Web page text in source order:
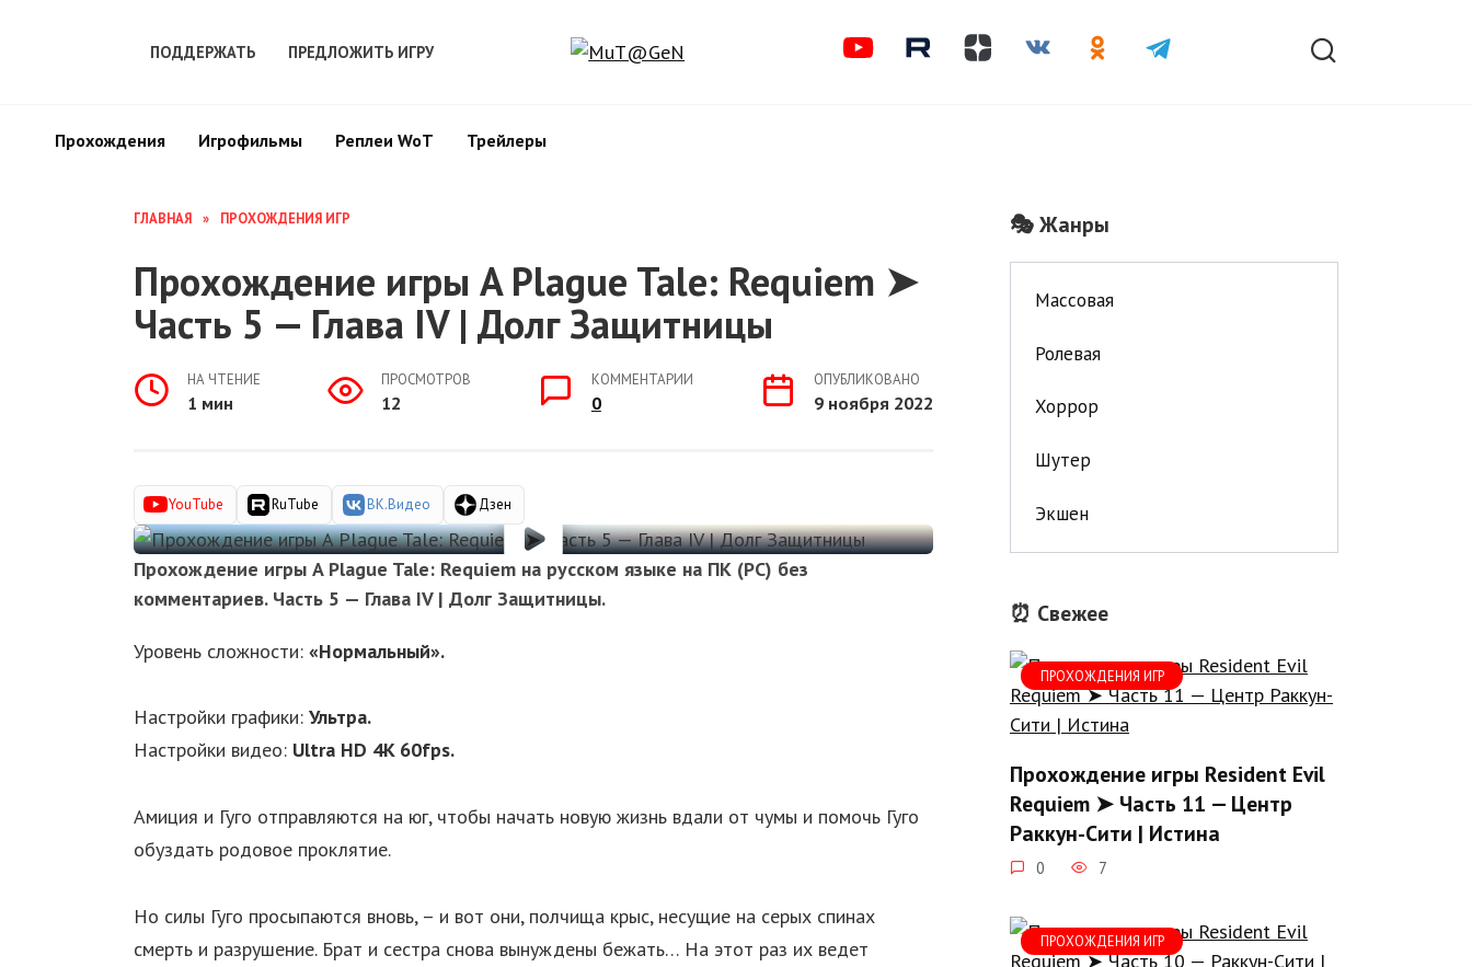
ПОДДЕРЖАТЬ ПРЕДЛОЖИТЬ ИГРУ
Прохождения Игрофильмы Реплеи WoT Трейлеры
ГЛАВНАЯ » ПРОХОЖДЕНИЯ ИГР
Прохождение игры A Plague Tale: Requiem ➤
Часть 5 — Глава IV | Долг Защитницы
НА ЧТЕНИЕ
1 мин
ПРОСМОТРОВ
12
КОММЕНТАРИИ
0
ОПУБЛИКОВАНО
9 ноября 2022
YouTube RuTube ВК.Видео Дзен
Прохождение игры A Plague Tale: Requiem на русском языке на ПК (PC) без
комментариев. Часть 5 — Глава IV | Долг Защитницы.
Уровень сложности: «Нормальный».
Настройки графики: Ультра.
Настройки видео: Ultra HD 4K 60fps.
Амиция и Гуго отправляются на юг, чтобы начать новую жизнь вдали от чумы и помочь Гуго
обуздать родовое проклятие.
Но силы Гуго просыпаются вновь, – и вот они, полчища крыс, несущие на серых спинах
смерть и разрушение. Брат и сестра снова вынуждены бежать… На этот раз их ведет
🎭 Жанры
Массовая
Ролевая
Хоррор
Шутер
Экшен
⏰ Свежее
ПРОХОЖДЕНИЯ ИГР
Прохождение игры Resident Evil
Requiem ➤ Часть 11 — Центр
Раккун-Сити | Истина
0 7
ПРОХОЖДЕНИЯ ИГР